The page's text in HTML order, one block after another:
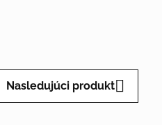
Nasledujúci produkt